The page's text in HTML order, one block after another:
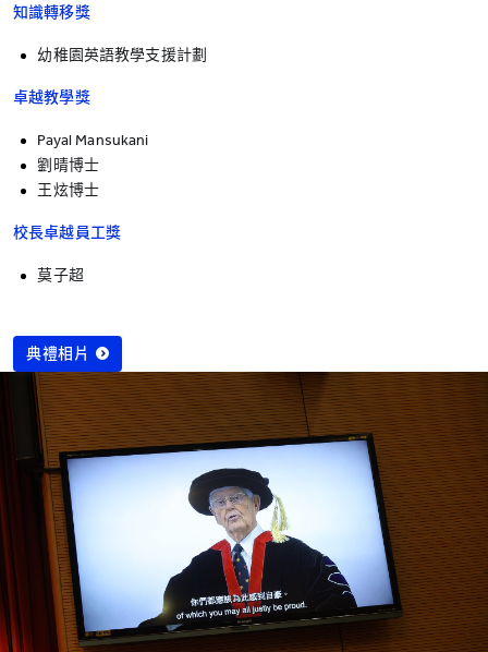
知識轉移獎
幼稚園英語教學支援計劃
卓越教學獎
Payal Mansukani
劉晴博士
王炫博士
校長卓越員工獎
莫子超
典禮相片